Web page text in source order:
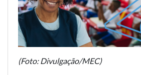
(Foto: Divulgação/MEC)